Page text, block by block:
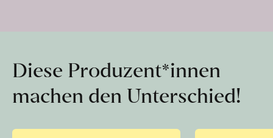
Diese Produzent*innen
machen den Unterschied!